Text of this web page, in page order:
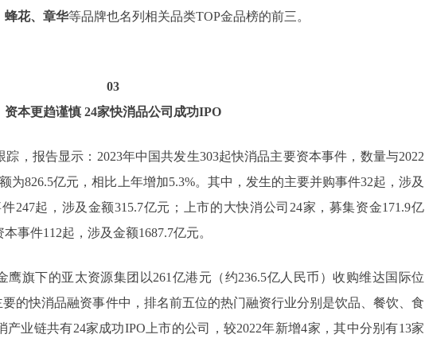
蜂花、章华等品牌也名列相关品类TOP金品榜的前三。
03
资本更趋谨慎 24家快消品公司成功IPO
，报告显示：2023年中国共发生303起快消品主要资本事件，数量与2022
为826.5亿元，相比上年增加5.3%。其中，发生的主要并购事件32起，涉及
247起，涉及金额315.7亿元；上市的大快消公司24家，募集资金171.9亿
事件112起，涉及金额1687.7亿元。
鹰旗下的亚太资源集团以261亿港元（约236.5亿人民币）收购维达国际位
要的快消品融资事件中，排名前五位的热门融资行业分别是饮品、餐饮、食
产业链共有24家成功IPO上市的公司，较2022年新增4家，其中分别有13家